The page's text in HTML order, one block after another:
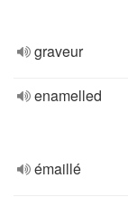
graveur
enamelled
émaillé